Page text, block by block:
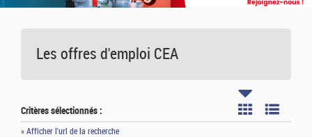
Les offres d'emploi CEA
Critères sélectionnés :
» Afficher l'url de la recherche